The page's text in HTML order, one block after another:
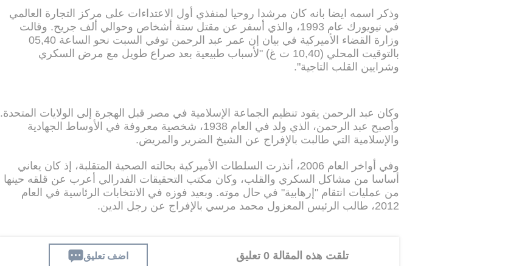
وذكر اسمه ايضا بانه كان مرشدا روحيا لمنفذي أول الاعتداءات على مركز التجارة العالمي
في نيويورك عام 1993، والذي أسفر عن مقتل ستة أشخاص وحوالي ألف جريح. وقالت
وزارة القضاء الأميركية في بيان إن عمر عبد الرحمن توفي السبت نحو الساعة 05,40
بالتوقيت المحلي (10,40 ت غ) "لأسباب طبيعية بعد صراع طويل مع مرض السكري
وشرايين القلب التاجية".
وكان عبد الرحمن يقود تنظيم الجماعة الإسلامية في مصر قبل الهجرة إلى الولايات المتحدة.
وأصبح عبد الرحمن، الذي ولد في العام 1938، شخصية معروفة في الأوساط الجهادية
والإسلامية التي طالبت بالإفراج عن الشيخ الضرير والمريض.
وفي أواخر العام 2006، أنذرت السلطات الأميركية بحالته الصحية المتقلبة، إذ كان يعاني
أساسا من مشاكل السكري والقلب، وكان مكتب التحقيقات الفدرالي أعرب عن قلقه حينها
من عمليات انتقام "إرهابية" في حال موته. وبعيد فوزه في الانتخابات الرئاسية في العام
2012، طالب الرئيس المعزول محمد مرسي بالإفراج عن رجل الدين.
تلقت هذه المقالة 0 تعليق اضف تعليق